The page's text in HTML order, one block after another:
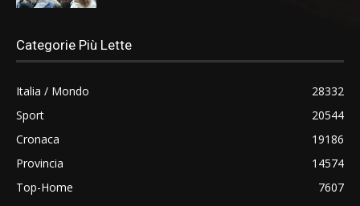
Categorie Più Lette
Italia / Mondo
28332
Sport
20544
Cronaca
19186
Provincia
14574
Top-Home
7607